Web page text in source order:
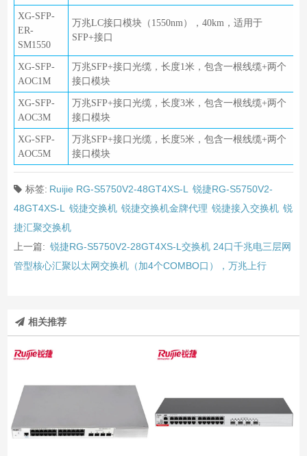
XG-SFP-
ER-
SM1550
万兆LC接口模块（1550nm），40km，适用于
SFP+接口
XG-SFP-
AOC1M
万兆SFP+接口光缆，长度1米，包含一根线缆+两个
接口模块
XG-SFP-
AOC3M
万兆SFP+接口光缆，长度3米，包含一根线缆+两个
接口模块
XG-SFP-
AOC5M
万兆SFP+接口光缆，长度5米，包含一根线缆+两个
接口模块
标签: Ruijie RG-S5750V2-48GT4XS-L 锐捷RG-S5750V2-
48GT4XS-L 锐捷交换机 锐捷交换机金牌代理 锐捷接入交换机 锐
捷汇聚交换机
上一篇: 锐捷RG-S5750V2-28GT4XS-L交换机 24口千兆电三层网
管型核心汇聚以太网交换机（加4个COMBO口），万兆上行
相关推荐